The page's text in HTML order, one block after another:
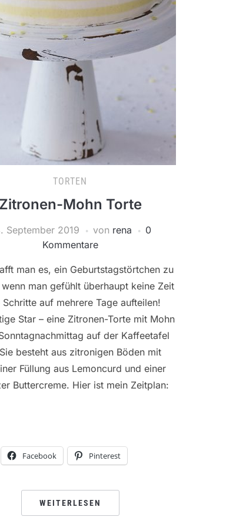
TORTEN
Zitronen-Mohn Torte
September 2019 von rena
0
Kommentare
man es, ein Geburtstagstörtchen zu
man gefühlt überhaupt keine Zeit
Schritte auf mehrere Tage aufteilen!
Star – eine Zitronen-Torte mit Mohn
auf der Kaffeetafel
besteht aus zitronigen Böden mit
Füllung aus Lemoncurd und einer
Buttercreme. Hier ist mein Zeitplan:
Facebook Pinterest
WEITERLESEN